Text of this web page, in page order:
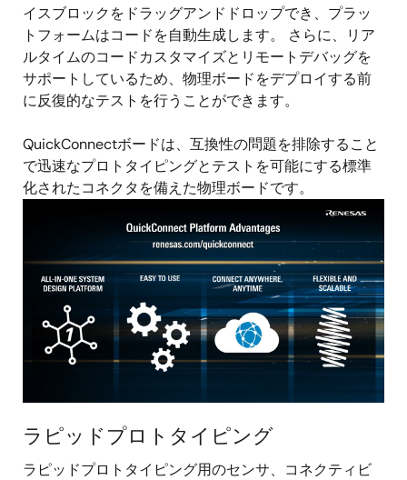
イスブロックをドラッグアンドドロップでき、プラッ
トフォームはコードを自動生成します。 さらに、リア
ルタイムのコードカスタマイズとリモートデバッグを
サポートしているため、物理ボードをデプロイする前
に反復的なテストを行うことができます。
QuickConnectボードは、互換性の問題を排除すること
で迅速なプロトタイピングとテストを可能にする標準
化されたコネクタを備えた物理ボードです。
ラピッドプロトタイピング
ラピッドプロトタイピング用のセンサ、コネクティビ